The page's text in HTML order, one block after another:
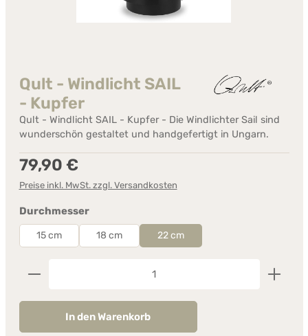
Qult - Windlicht SAIL
- Kupfer
Qult - Windlicht SAIL - Kupfer - Die Windlichter Sail sind
wunderschön gestaltet und handgefertigt in Ungarn.
Regulärer Preis:
79,90 €
Preise inkl. MwSt. zzgl. Versandkosten
Durchmesserauswählen
15 cm 18 cm 22 cm
Produkt Anzahl: Gib den gewünschten Wert ein
In den Warenkorb